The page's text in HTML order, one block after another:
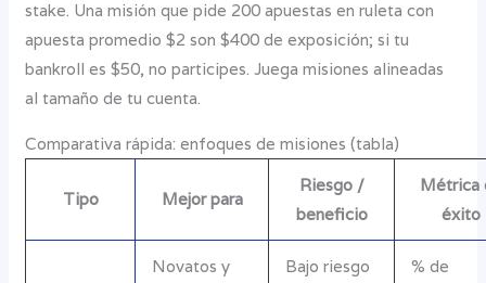
stake. Una misión que pide 200 apuestas en ruleta con
apuesta promedio $2 son $400 de exposición; si tu
bankroll es $50, no participes. Juega misiones alineadas
al tamaño de tu cuenta.
Comparativa rápida: enfoques de misiones (tabla)
Tipo Mejor para
Riesgo /
beneficio
Métrica
éxito
Novatos y
Bajo riesgo
% de